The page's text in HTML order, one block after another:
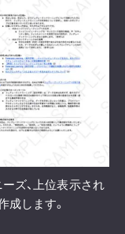
ズ、上位表示され
成します。